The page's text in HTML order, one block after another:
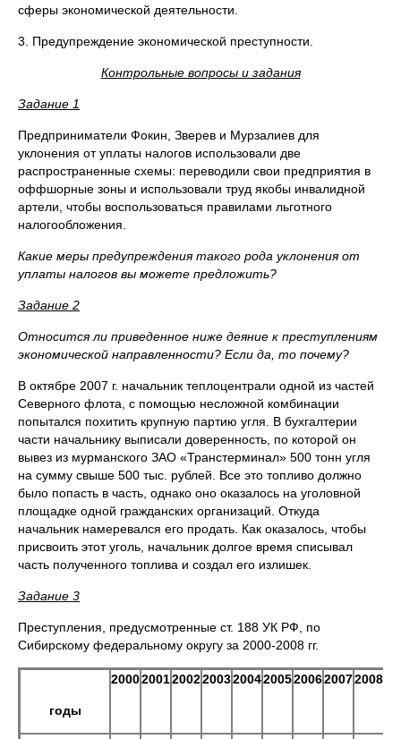
сферы экономической деятельности.
3. Предупреждение экономической преступности.
Контрольные вопросы и задания
Задание 1
Предприниматели Фокин, Зверев и Мурзалиев для
уклонения от уплаты налогов использовали две
распространенные схемы: переводили свои предприятия в
оффшорные зоны и использовали труд якобы инвалидной
артели, чтобы воспользоваться правилами льготного
налогообложения.
Какие меры предупреждения такого рода уклонения от
уплаты налогов вы можете предложить?
Задание 2
Относится ли приведенное ниже деяние к преступлениям
экономической направленности? Если да, то почему?
В октябре 2007 г. начальник теплоцентрали одной из частей
Северного флота, с помощью несложной комбинации
попытался похитить крупную партию угля. В бухгалтерии
части начальнику выписали доверенность, по которой он
вывез из мурманского ЗАО «Транстерминал» 500 тонн угля
на сумму свыше 500 тыс. рублей. Все это топливо должно
было попасть в часть, однако оно оказалось на уголовной
площадке одной гражданских организаций. Откуда
начальник намеревался его продать. Как оказалось, чтобы
присвоить этот уголь, начальник долгое время списывал
часть полученного топлива и создал его излишек.
Задание 3
Преступления, предусмотренные ст. 188 УК РФ, по
Сибирскому федеральному округу за 2000-2008 гг.
годы
200020012002200320042005200620072008